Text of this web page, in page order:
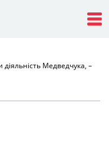
діяльність Медведчука, –